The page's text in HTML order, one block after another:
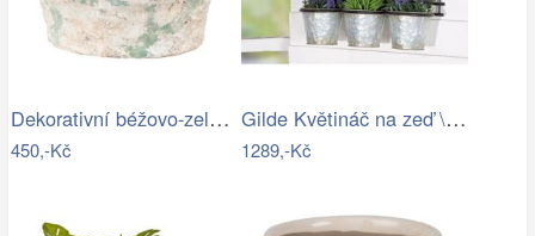
Dekorativní béžovo-zelený antik…
450,-Kč
Gilde Květináč na zeď \"Vogelhaus\"
1289,-Kč